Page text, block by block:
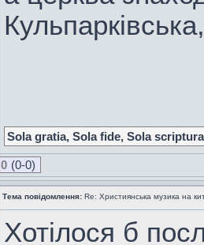
Sola gratia, Sola fide, Sola scriptura
0 (0-0)
Тема повідомлення: Re: Християнська музика на
Хотілося б